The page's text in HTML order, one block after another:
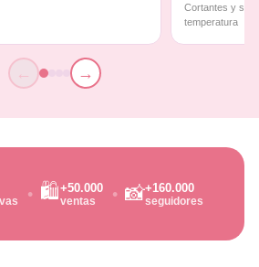
Cortantes y
temperatura
← →
🛍️+50.000
ventas 📸+160.000
seguidores